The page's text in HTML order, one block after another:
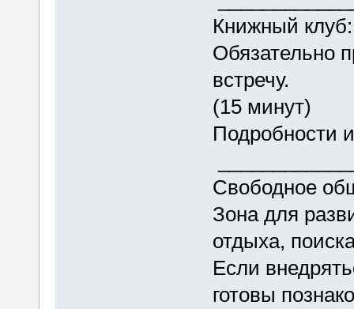
Книжный
Обязательно
встречу.
(15 минут)
Свободное
Зона для
отдыха,
Если
готовы